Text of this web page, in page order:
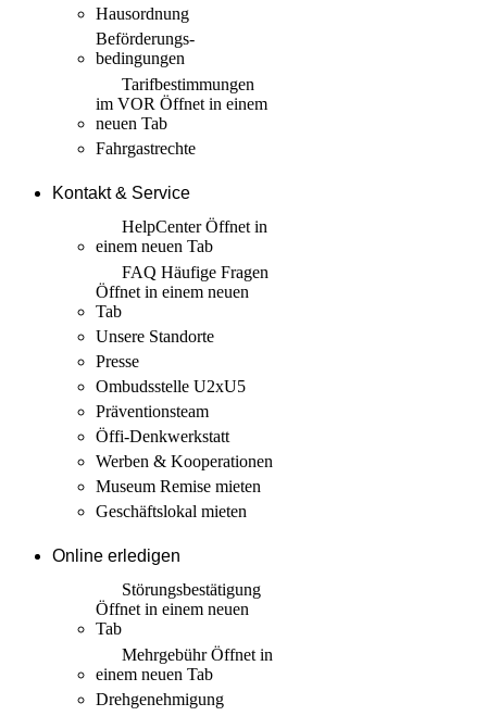
Hausordnung
Beförderungs­
bedingungen
Tarif­bestimmungen
im VOR Öffnet in einem
neuen Tab
Fahrgastrechte
Kontakt & Service
HelpCenterÖffnet in
einem neuen Tab
FAQ Häufige Fragen
Öffnet in einem neuen
Tab
Unsere Standorte
Presse
Ombudsstelle U2xU5
Präventionsteam
Öffi-Denkwerkstatt
Werben & Kooperationen
Museum Remise mieten
Geschäftslokal mieten
Online erledigen
Störungs­bestätigung
Öffnet in einem neuen
Tab
MehrgebührÖffnet in
einem neuen Tab
Drehgenehmigung